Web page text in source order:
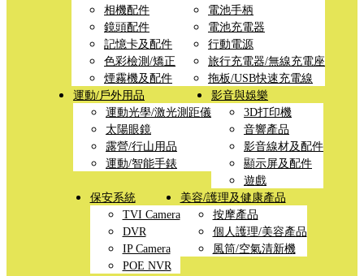
相機配件
鏡頭配件
記憶卡及配件
色彩檢測/矯正
煙霧機及配件
電池手柄
電池充電器
行動電源
旅行充電器/無線充電座
拖板/USB快速充電線
運動/戶外用品
運動光學/激光測距儀
太陽眼鏡
露營/行山用品
運動/智能手錶
影音與娛樂
3D打印機
音響產品
影音線材及配件
顯示屏及配件
遊戲
保安系統
TVI Camera
DVR
IP Camera
POE NVR
美容/護理及健康產品
按摩產品
個人護理/美容產品
風筒/空氣清新機